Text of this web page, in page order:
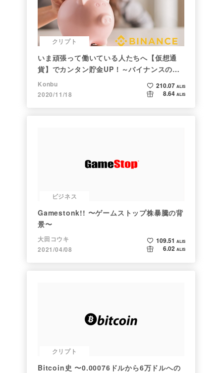
クリプト
いま頑張って働いている人たちへ【仮想通
貨】でカンタン貯金UP！～バイナンスの使
い方初心者編～
Konbu
2020/11/18
210.07 ALIS
8.64 ALIS
ビジネス
Gamestonk!! 〜ゲームストップ株暴騰の背
景〜
大田コウキ
2021/04/08
109.51 ALIS
6.02 ALIS
クリプト
Bitcoin史 〜0.00076ドルから6万ドルへの